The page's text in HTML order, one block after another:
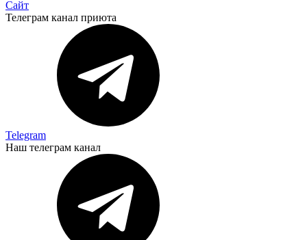
Сайт
Телеграм канал приюта
Telegram
Наш телеграм канал